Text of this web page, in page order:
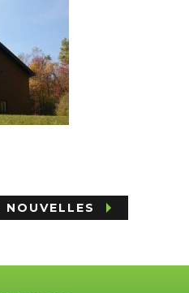
NOUVELLES